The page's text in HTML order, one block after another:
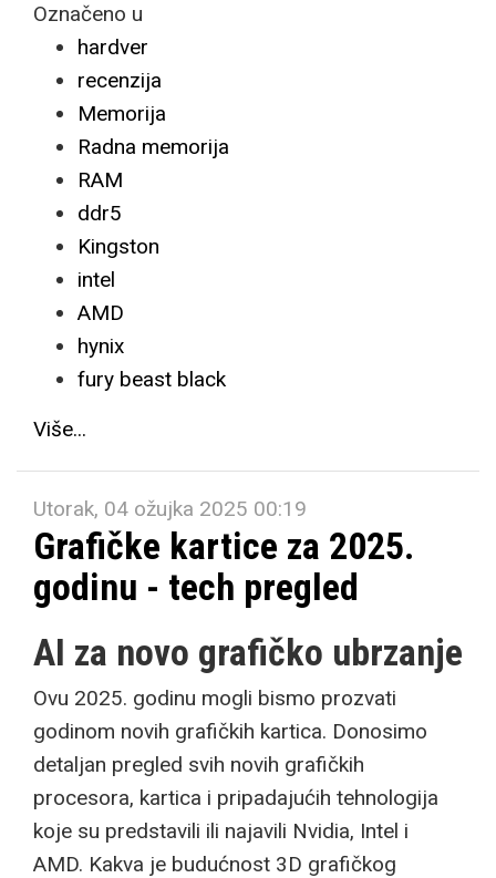
Označeno u
hardver
recenzija
Memorija
Radna memorija
RAM
ddr5
Kingston
intel
AMD
hynix
fury beast black
Više...
Utorak, 04 ožujka 2025 00:19
Grafičke kartice za 2025.
godinu - tech pregled
AI za novo grafičko ubrzanje
Ovu 2025. godinu mogli bismo prozvati
godinom novih grafičkih kartica. Donosimo
detaljan pregled svih novih grafičkih
procesora, kartica i pripadajućih tehnologija
koje su predstavili ili najavili Nvidia, Intel i
AMD. Kakva je budućnost 3D grafičkog